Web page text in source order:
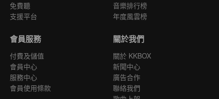
免費聽
支援平台
音樂排行榜
年度風雲榜
會員服務
付費及儲值
會員中心
服務中心
會員使用條款
關於我們
關於 KKBOX
新聞中心
廣告合作
聯絡我們